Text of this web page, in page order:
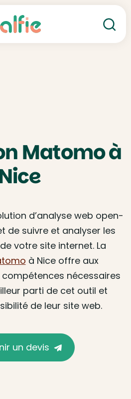
Matomo à
d’analyse web open-
de suivre et analyser les
votre site internet. La
à Nice offre aux
nécessaires
parti de cet outil et
de leur site web.
un devis